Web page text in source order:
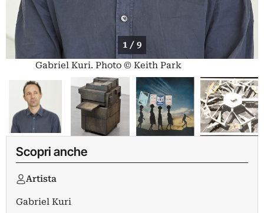
1 / 9
Gabriel Kuri. Photo © Keith Park
Scopri anche
Artista
Gabriel Kuri